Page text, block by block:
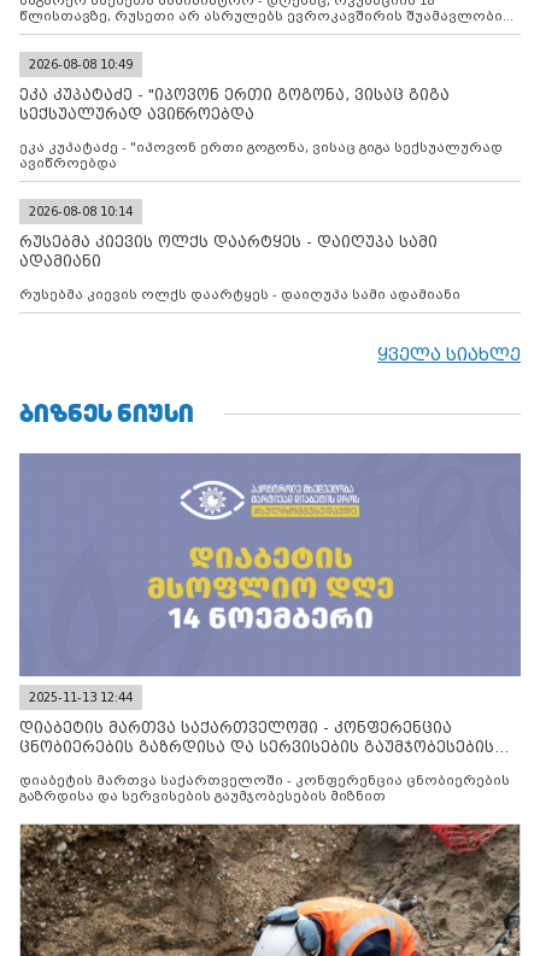
წლისთავზე, რუსეთი არ ასრულებს ევროკავშირის შუამავლობით
დადებულ 2008 წლის 12 აგვისტოს ცეცხლის შეწყვეტის
კონტროლს ოკუპირებულ რეგიონებში, აგრძელებს მათი
მილიტარიზაციის პროცესს და აქტიურად დგამს ნაბიჯებს მათი
ფაქტობრივი ანექსიისკენ
2026-08-08 10:49
ეკა კუპატაძე - "იპოვონ ერთი გოგონა, ვისაც გიგა
სექსუალურად ავიწროებდა
ეკა კუპატაძე - "იპოვონ ერთი გოგონა, ვისაც გიგა სექსუალურად
ავიწროებდა
2026-08-08 10:14
რუსებმა კიევის ოლქს დაარტყეს - დაიღუპა სამი
ადამიანი
რუსებმა კიევის ოლქს დაარტყეს - დაიღუპა სამი ადამიანი
ყველა სიახლე
ᲑᲘᲖᲜᲔᲡ ᲜᲘᲣᲡᲘ
2025-11-13 12:44
დიაბეტის მართვა საქართველოში - კონფერენცია
ცნობიერების გაზრდისა და სერვისების გაუმჯობესების
დიაბეტის მართვა საქართველოში - კონფერენცია ცნობიერების
გაზრდისა და სერვისების გაუმჯობესების მიზნით